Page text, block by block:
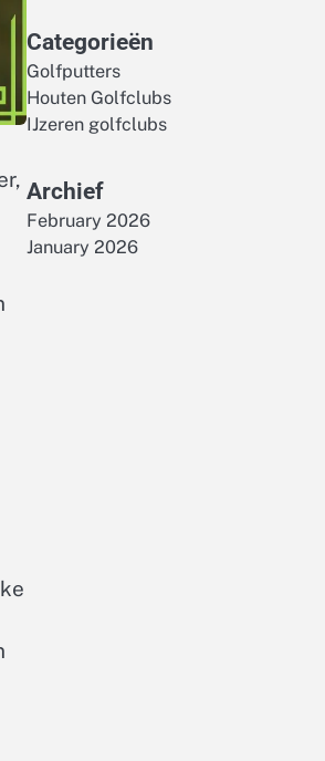
Categorieën
Golfputters
Houten Golfclubs
IJzeren golfclubs
Archief
February 2026
January 2026